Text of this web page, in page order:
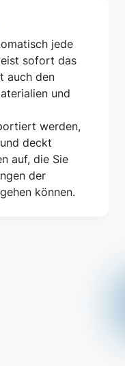
jede
sofort das
auch den
und
werden,
deckt
auf, die Sie
der
können.